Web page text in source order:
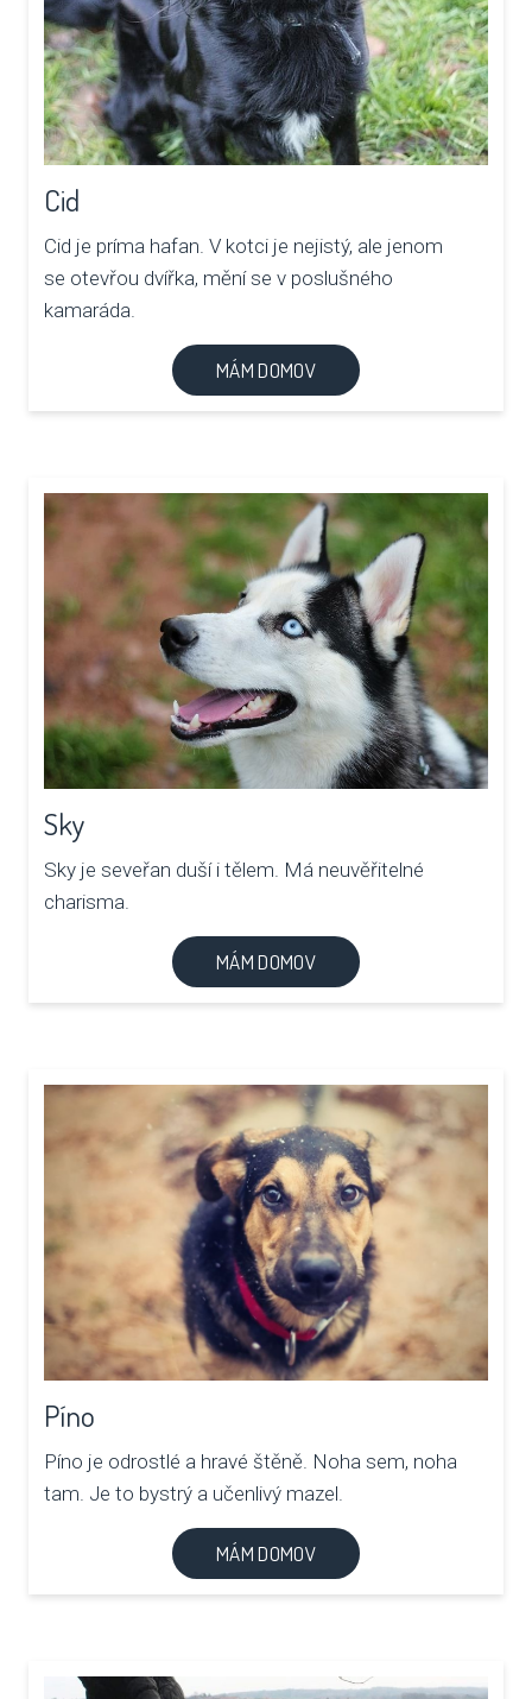
Cid
Cid je príma hafan. V kotci je nejistý, ale jenom
se otevřou dvířka, mění se v poslušného
kamaráda.
MÁM DOMOV
Sky
Sky je seveřan duší i tělem. Má neuvěřitelné
charisma.
MÁM DOMOV
Píno
Píno je odrostlé a hravé štěně. Noha sem, noha
tam. Je to bystrý a učenlivý mazel.
MÁM DOMOV